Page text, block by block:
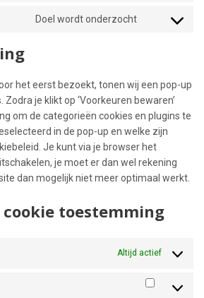
service
Doel wordt onderzocht
Consent
het eerst bezoekt, tonen wij een pop-up
je klikt op ‘Voorkeuren bewaren’
om de categorieën cookies en plugins te
in de pop-up en welke zijn
Je kunt via je browser het
je moet er dan wel rekening
dan mogelijk niet meer optimaal werkt.
cookie toestemming
Altijd actief